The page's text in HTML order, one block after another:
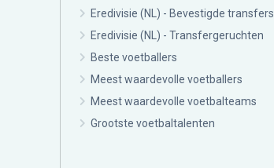
Eredivisie (NL) - Bevestigde transfers
Eredivisie (NL) - Transfergeruchten
Beste voetballers
Meest waardevolle voetballers
Meest waardevolle voetbalteams
Grootste voetbaltalenten